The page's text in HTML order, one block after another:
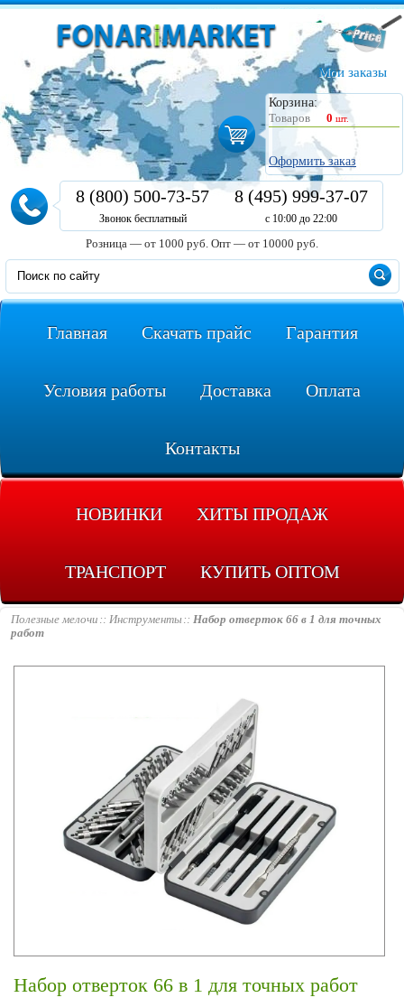
Мои заказы
Корзина:
Товаров
0 шт.
Оформить заказ
8 (800) 500-73-57
Звонок бесплатный
8 (495) 999-37-07
с 10:00 до 22:00
Розница — от 1000 руб. Опт — от 10000 руб.
Главная Скачать прайс Гарантия
Условия работы Доставка Оплата
Контакты
НОВИНКИ ХИТЫ ПРОДАЖ
ТРАНСПОРТ КУПИТЬ ОПТОМ
Полезные мелочи Инструменты
Набор отверток 66 в 1 для точных
работ
Набор отверток 66 в 1 для точных работ